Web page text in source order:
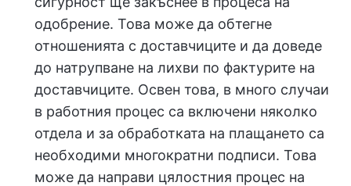
одобрение. Това може да обтегне
отношенията с доставчиците и да доведе
до натрупване на лихви по фактурите на
доставчиците. Освен това, в много случаи
в работния процес са включени няколко
отдела и за обработката на плащането са
необходими многократни подписи. Това
може да направи цялостния процес на